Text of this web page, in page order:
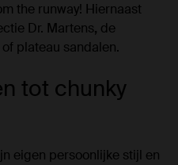
the runway! Hiernaast
Dr. Martens, de
plateau sandalen.
tot chunky
eigen persoonlijke stijl en